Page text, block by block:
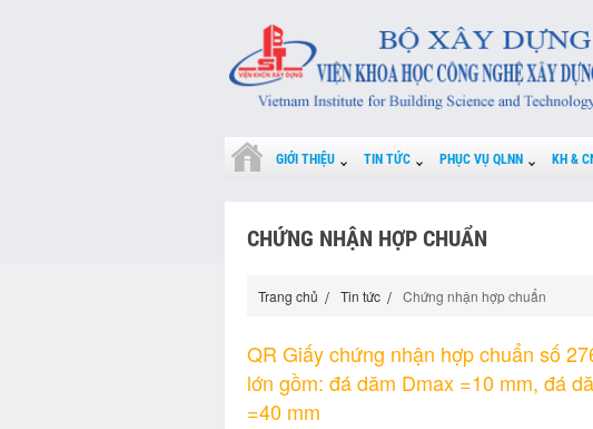
GIỚI THIỆU TIN TỨC PHỤC VỤ QLNN KH &
CHỨNG NHẬN HỢP CHUẨN
Trang chủ Tin tức Chứng nhận hợp chuẩn
QR Giấy chứng nhận hợp chuẩn số
lớn gồm: đá dăm Dmax =10 mm, đá
=40 mm